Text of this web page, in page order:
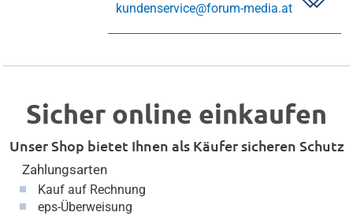
kundenservice@forum-media.at
Sicher online einkaufen
Unser Shop bietet Ihnen als Käufer sicheren Schutz
Zahlungsarten
Kauf auf Rechnung
eps-Überweisung